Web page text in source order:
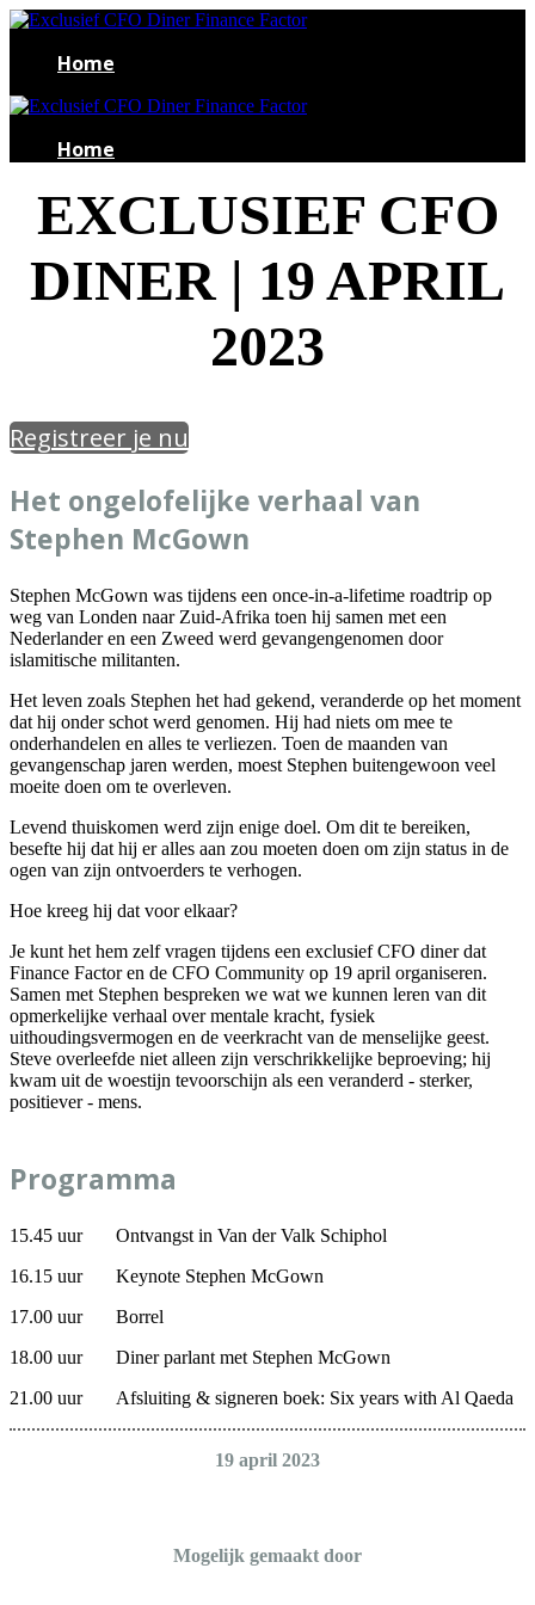
Home
Home
EXCLUSIEF CFO
DINER | 19 APRIL
2023
Registreer je nu
Het ongelofelijke verhaal van
Stephen McGown
Stephen McGown was tijdens een once-in-a-lifetime roadtrip op
weg van Londen naar Zuid-Afrika toen hij samen met een
Nederlander en een Zweed werd gevangengenomen door
islamitische militanten.
Het leven zoals Stephen het had gekend, veranderde op het moment
dat hij onder schot werd genomen. Hij had niets om mee te
onderhandelen en alles te verliezen. Toen de maanden van
gevangenschap jaren werden, moest Stephen buitengewoon veel
moeite doen om te overleven.
Levend thuiskomen werd zijn enige doel. Om dit te bereiken,
besefte hij dat hij er alles aan zou moeten doen om zijn status in de
ogen van zijn ontvoerders te verhogen.
Hoe kreeg hij dat voor elkaar?
Je kunt het hem zelf vragen tijdens een exclusief CFO diner dat
Finance Factor en de CFO Community op 19 april organiseren.
Samen met Stephen bespreken we wat we kunnen leren van dit
opmerkelijke verhaal over mentale kracht, fysiek
uithoudingsvermogen en de veerkracht van de menselijke geest.
Steve overleefde niet alleen zijn verschrikkelijke beproeving; hij
kwam uit de woestijn tevoorschijn als een veranderd - sterker,
positiever - mens.
Programma
15.45 uur Ontvangst in Van der Valk Schiphol
16.15 uur Keynote Stephen McGown
17.00 uur Borrel
18.00 uur Diner parlant met Stephen McGown
21.00 uur Afsluiting & signeren boek: Six years with Al Qaeda
19 april 2023
Mogelijk gemaakt door